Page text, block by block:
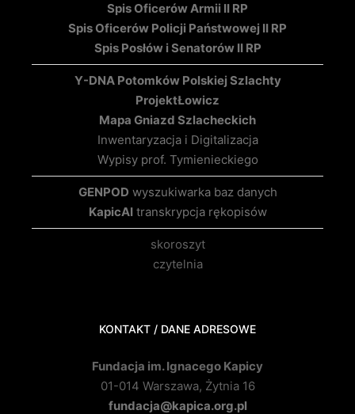
Spis Oficerów Armii II RP
Spis Oficerów Policji Państwowej II RP
Spis Posłów i Senatorów II RP
Y-DNA Potomków Polskiej Szlachty
ProjektŁowicz
Mapa Gniazd Szlacheckich
Inwentaryzacja i Digitalizacja
Wypisy prof. Tymienieckiego
GENPOD wyszukiwarka baz danych
KapicAItranskrypcja rękopisów
skoroszyt
czytelnia
KONTAKT / DANE ADRESOWE
Fundacja im. Ignacego Kapicy
01-014 Warszawa, Żytnia 16
fundacja@kapica.org.pl